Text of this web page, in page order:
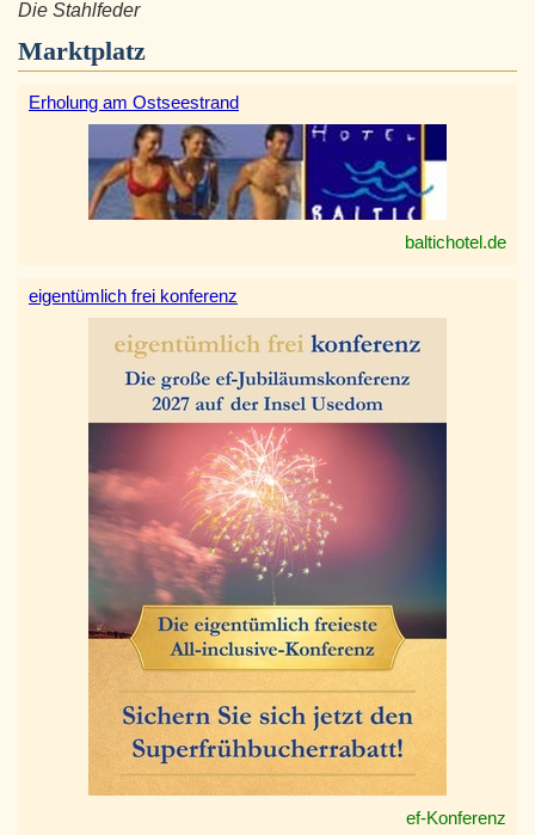
Die Stahlfeder
Marktplatz
Erholung am Ostseestrand
baltichotel.de
eigentümlich frei konferenz
ef-Konferenz